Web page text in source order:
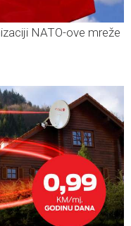
NATO-ove mreže